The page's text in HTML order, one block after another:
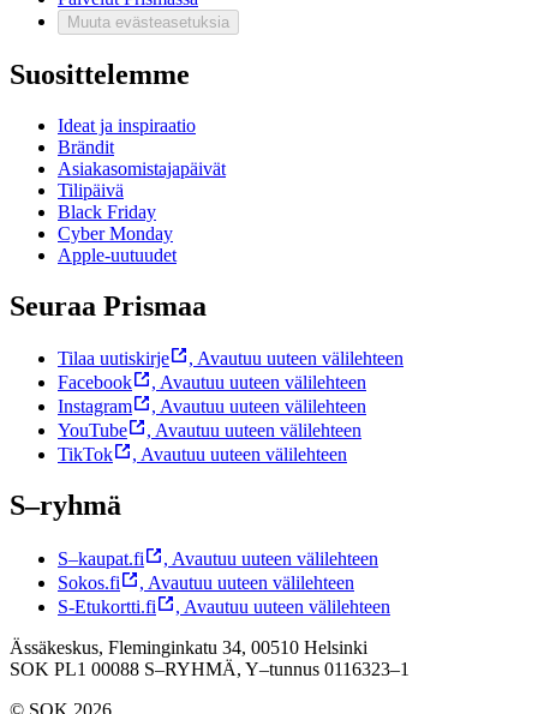
Muuta evästeasetuksia
Suosittelemme
Ideat ja inspiraatio
Brändit
Asiakasomistajapäivät
Tilipäivä
Black Friday
Cyber Monday
Apple-uutuudet
Seuraa Prismaa
Tilaa uutiskirje , Avautuu uuteen välilehteen
Facebook
, Avautuu uuteen välilehteen
Instagram
, Avautuu uuteen välilehteen
YouTube
, Avautuu uuteen välilehteen
TikTok
, Avautuu uuteen välilehteen
S–ryhmä
S–kaupat.fi , Avautuu uuteen välilehteen
Sokos.fi
, Avautuu uuteen välilehteen
S-Etukortti.fi
, Avautuu uuteen välilehteen
Ässäkeskus, Fleminginkatu 34, 00510 Helsinki
SOK PL1 00088 S–RYHMÄ, Y–tunnus 0116323–1